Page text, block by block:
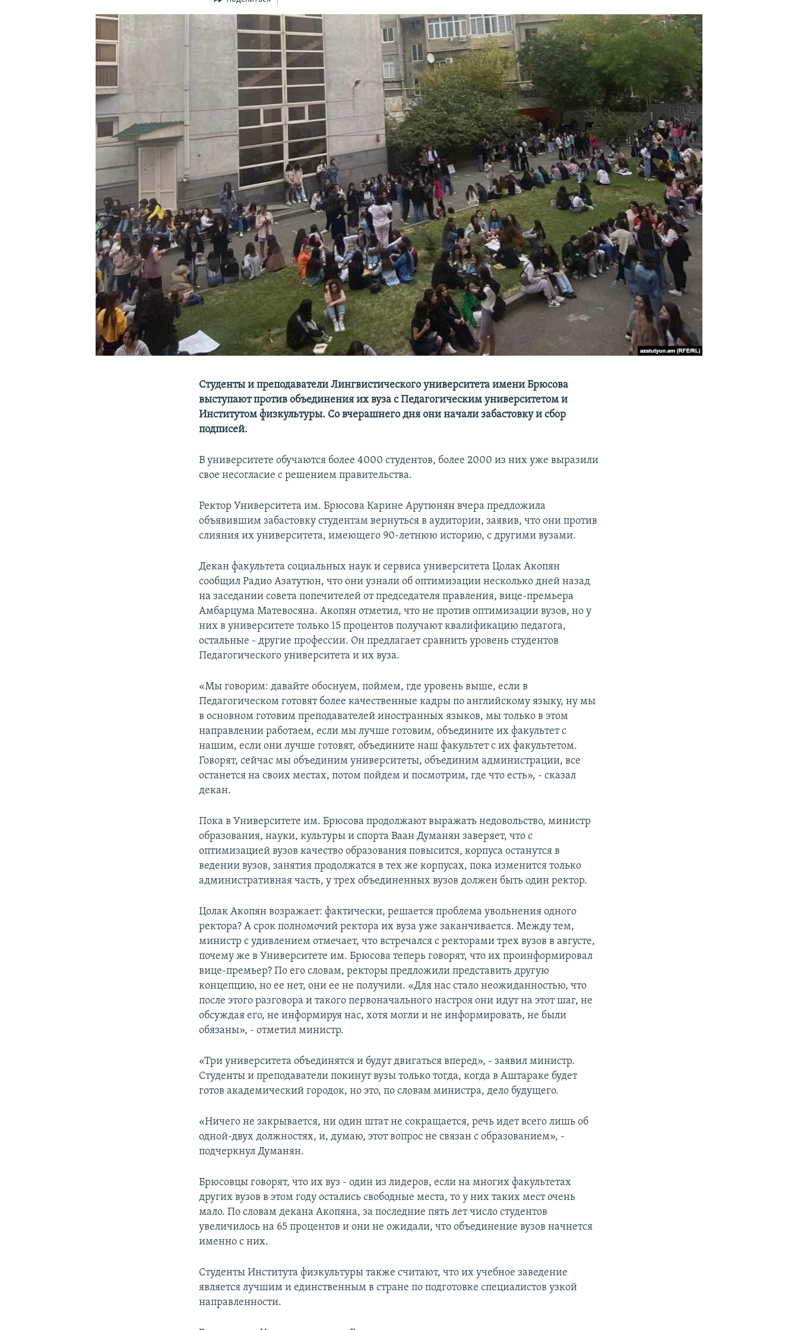
Студенты и преподаватели Лингвистического университета имени Брюсова
выступают против объединения их вуза с Педагогическим университетом и
Институтом физкультуры. Со вчерашнего дня они начали забастовку и сбор
подписей.
В университете обучаются более 4000 студентов, более 2000 из них уже выразили
свое несогласие с решением правительства.
Ректор Университета им. Брюсова Карине Арутюнян вчера предложила
объявившим забастовку студентам вернуться в аудитории, заявив, что они против
слияния их университета, имеющего 90-летнюю историю, с другими вузами.
Декан факультета социальных наук и сервиса университета Цолак Акопян
сообщил Радио Азатутюн, что они узнали об оптимизации несколько дней назад
на заседании совета попечителей от председателя правления, вице-премьера
Амбарцума Матевосяна. Акопян отметил, что не против оптимизации вузов, но у
них в университете только 15 процентов получают квалификацию педагога,
остальные - другие профессии. Он предлагает сравнить уровень студентов
Педагогического университета и их вуза.
«Мы говорим: давайте обоснуем, поймем, где уровень выше, если в
Педагогическом готовят более качественные кадры по английскому языку, ну мы
в основном готовим преподавателей иностранных языков, мы только в этом
направлении работаем, если мы лучше готовим, объедините их факультет с
нашим, если они лучше готовят, объедините наш факультет с их факультетом.
Говорят, сейчас мы объединим университеты, объединим администрации, все
останется на своих местах, потом пойдем и посмотрим, где что есть», - сказал
декан.
Пока в Университете им. Брюсова продолжают выражать недовольство, министр
образования, науки, культуры и спорта Ваан Думанян заверяет, что с
оптимизацией вузов качество образования повысится, корпуса останутся в
ведении вузов, занятия продолжатся в тех же корпусах, пока изменится только
административная часть, у трех объединенных вузов должен быть один ректор.
Цолак Акопян возражает: фактически, решается проблема увольнения одного
ректора? А срок полномочий ректора их вуза уже заканчивается. Между тем,
министр с удивлением отмечает, что встречался с ректорами трех вузов в августе,
почему же в Университете им. Брюсова теперь говорят, что их проинформировал
вице-премьер? По его словам, ректоры предложили представить другую
концепцию, но ее нет, они ее не получили. «Для нас стало неожиданностью, что
после этого разговора и такого первоначального настроя они идут на этот шаг, не
обсуждая его, не информируя нас, хотя могли и не информировать, не были
обязаны», - отметил министр.
«Три университета объединятся и будут двигаться вперед», - заявил министр.
Студенты и преподаватели покинут вузы только тогда, когда в Аштараке будет
готов академический городок, но это, по словам министра, дело будущего.
«Ничего не закрывается, ни один штат не сокращается, речь идет всего лишь об
одной-двух должностях, и, думаю, этот вопрос не связан с образованием», -
подчеркнул Думанян.
Брюсовцы говорят, что их вуз - один из лидеров, если на многих факультетах
других вузов в этом году остались свободные места, то у них таких мест очень
мало. По словам декана Акопяна, за последние пять лет число студентов
увеличилось на 65 процентов и они не ожидали, что объединение вузов начнется
именно с них.
Студенты Института физкультуры также считают, что их учебное заведение
является лучшим и единственным в стране по подготовке специалистов узкой
направленности.